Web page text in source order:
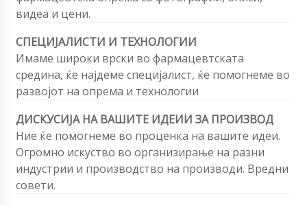
видеа и цени.
СПЕЦИЈАЛИСТИ И ТЕХНОЛОГИИ
Имаме широки врски во фармацевтската
средина, ќе најдеме специјалист, ќе помогнеме во
развојот на опрема и технологии
ДИСКУСИЈА НА ВАШИТЕ ИДЕИИ ЗА ПРОИЗВОД
Ние ќе помогнеме во проценка на вашите идеи.
Огромно искуство во организирање на разни
индустрии и производство на производи. Вредни
совети.